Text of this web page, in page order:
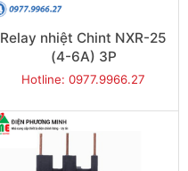
Relay nhiệt Chint NXR-25
(4-6A) 3P
Hotline: 0977.9966.27